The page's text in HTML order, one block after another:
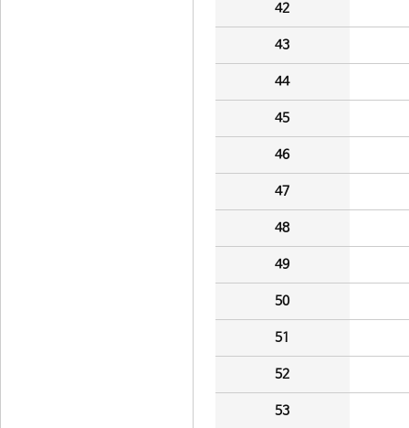
42
43
44
45
46
47
48
49
50
51
52
53